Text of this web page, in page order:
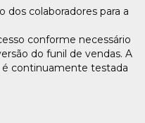
dos colaboradores para a
conforme necessário
do funil de vendas. A
continuamente testada